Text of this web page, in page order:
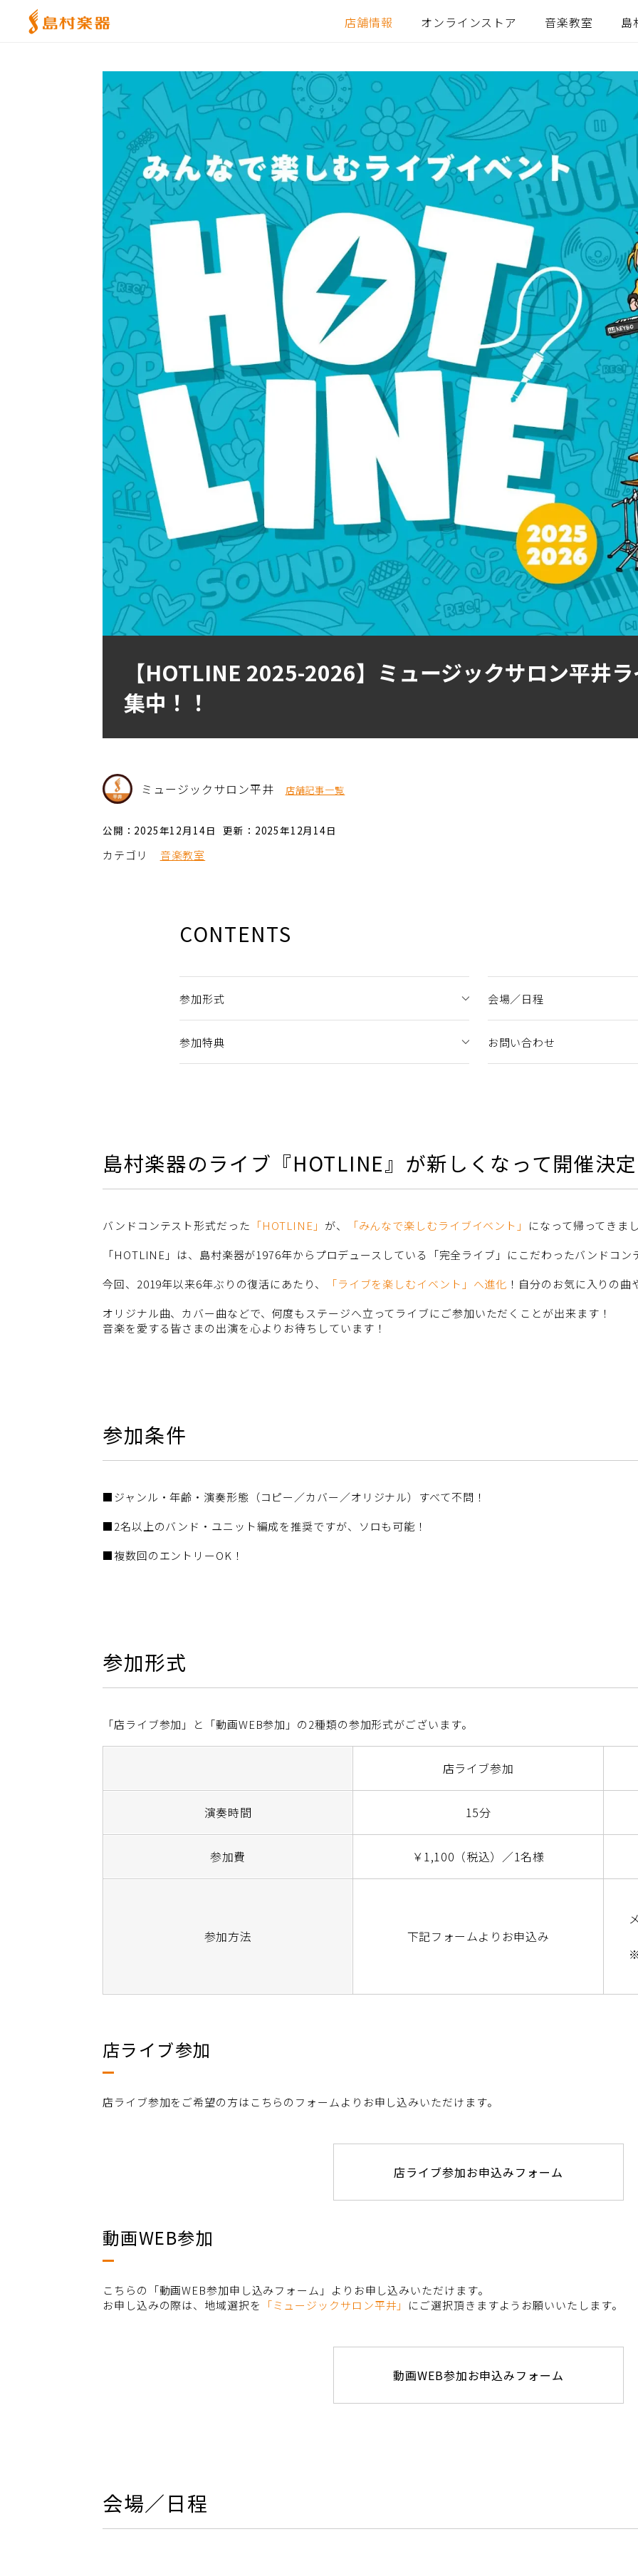
店舗情報 オンラインストア 音楽教室 島
【HOTLINE 2025-2026】ミュージックサロン平井
集中！！
ミュージックサロン平井 店舗記事一覧
公開：2025年12月14日 更新：2025年12月14日
カテゴリ 音楽教室
CONTENTS
参加形式 会場／日程
参加特典 お問い合わせ
島村楽器のライブ『HOTLINE』が新しくなって開催決
バンドコンテスト形式だった 「HOTLINE」 が、 「みんなで楽しむライブイベント」 になって帰ってきま
「HOTLINE」は、島村楽器が1976年からプロデュースしている「完全ライブ」にこだわったバンドコ
今回、2019年以来6年ぶりの復活にあたり、
「ライブを楽しむイベント」へ進化 ！自分のお気に入りの曲
オリジナル曲、カバー曲などで、何度もステージへ立ってライブにご参加いただくことが出来ます！
音楽を愛する皆さまの出演を心よりお待ちしています！
参加条件
■ジャンル・年齢・演奏形態（コピー／カバー／オリジナル）すべて不問！
■2名以上のバンド・ユニット編成を推奨ですが、ソロも可能！
■複数回のエントリーOK！
参加形式
「店ライブ参加」と「動画WEB参加」の2種類の参加形式がございます。
店ライブ参加
演奏時間 15分
参加費 ￥1,100（税込）／1名様
参加方法 下記フォームよりお申込み
店ライブ参加
店ライブ参加をご希望の方はこちらのフォームよりお申し込みいただけます。
店ライブ参加お申込みフォーム
動画WEB参加
こちらの「動画WEB参加申し込みフォーム」よりお申し込みいただけます。
お申し込みの際は、地域選択を
「ミュージックサロン平井」 にご選択頂きますようお願いいたします。
動画WEB参加お申込みフォーム
会場／日程